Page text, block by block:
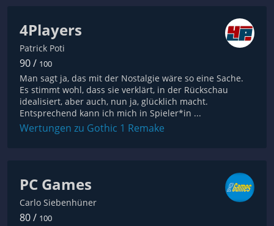
4Players
Patrick Poti
90 / 100
Man sagt ja, das mit der Nostalgie wäre so eine Sache.
Es stimmt wohl, dass sie verklärt, in der Rückschau
idealisiert, aber auch, nun ja, glücklich macht.
Entsprechend kann ich mich in Spieler*in ...
Wertungen zu Gothic 1 Remake
PC Games
Carlo Siebenhüner
80 / 100